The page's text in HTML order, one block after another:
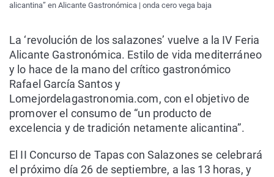
alicantina” en Alicante Gastronómica | onda cero vega baja
La ‘revolución de los salazones’ vuelve a la IV Feria
Alicante Gastronómica. Estilo de vida mediterráneo
y lo hace de la mano del crítico gastronómico
Rafael García Santos y
Lomejordelagastronomia.com, con el objetivo de
promover el consumo de “un producto de
excelencia y de tradición netamente alicantina”.
El II Concurso de Tapas con Salazones se celebrará
el próximo día 26 de septiembre, a las 13 horas, y